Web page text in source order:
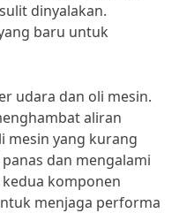
dinyalakan.
baru untuk
udara dan oli mesin.
aliran
mesin yang kurang
dan mengalami
komponen
menjaga performa